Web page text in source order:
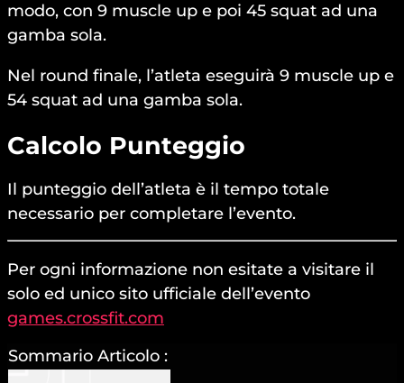
modo, con 9 muscle up e poi 45 squat ad una
gamba sola.
Nel round finale, l’atleta eseguirà 9 muscle up e
54 squat ad una gamba sola.
Calcolo Punteggio
Il punteggio dell’atleta è il tempo totale
necessario per completare l’evento.
Per ogni informazione non esitate a visitare il
solo ed unico sito ufficiale dell’evento
games.crossfit.com
Sommario Articolo :